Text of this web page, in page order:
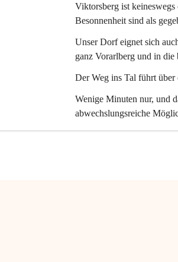
Viktorsberg ist
Besonnenheit sind als
Unser Dorf eignet sich
ganz Vorarlberg und in die
Der Weg ins Tal führt über
Wenige Minuten nur, und
abwechslungsreiche